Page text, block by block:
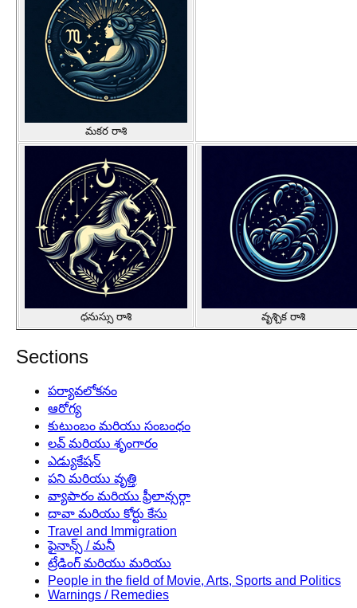
మకర రాశి
ధనుస్సు రాశి వృశ్చిక రాశి
Sections
పర్యావలోకనం
ఆరోగ్య
కుటుంబం మరియు సంబంధం
లవ్ మరియు శృంగారం
ఎడ్యుకేషన్
పని మరియు వృత్తి
వ్యాపారం మరియు ఫ్రీలాన్సర్గా
దావా మరియు కోర్టు కేసు
Travel and Immigration
ఫైనాన్స్ / మనీ
ట్రేడింగ్ మరియు మరియు
People in the field of Movie, Arts, Sports and Politics
Warnings / Remedies